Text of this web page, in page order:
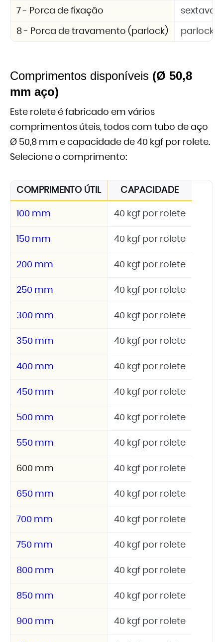
7 - Porca de fixação
8 - Porca de travamento (parlock) parlock
Comprimentos disponíveis (Ø 50,8
mm aço)
Este rolete é fabricado em vários
comprimentos úteis, todos com tubo de aço
Ø 50,8 mm e capacidade de 40 kgf por rolete.
Selecione o comprimento:
COMPRIMENTO ÚTIL CAPACIDADE
100 mm 40 kgf por rolete
150 mm 40 kgf por rolete
200 mm 40 kgf por rolete
250 mm 40 kgf por rolete
300 mm 40 kgf por rolete
350 mm 40 kgf por rolete
400 mm 40 kgf por rolete
450 mm 40 kgf por rolete
500 mm 40 kgf por rolete
550 mm 40 kgf por rolete
600 mm 40 kgf por rolete
650 mm 40 kgf por rolete
700 mm 40 kgf por rolete
750 mm 40 kgf por rolete
800 mm 40 kgf por rolete
850 mm 40 kgf por rolete
900 mm 40 kgf por rolete